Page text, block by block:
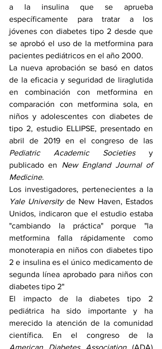
a la insulina que se aprueba
específicamente para tratar a los
jóvenes con diabetes tipo 2 desde que
se aprobó el uso de la metformina para
pacientes pediátricos en el año 2000.
La nueva aprobación se basó en datos
de la eficacia y seguridad de liraglutida
en combinación con metformina en
comparación con metformina sola, en
niños y adolescentes con diabetes de
tipo 2, estudio ELLIPSE, presentado en
abril de 2019 en el congreso de las
Pediatric Academic Societies y
publicado en New England Journal of
Medicine.
Yale University de New Haven, Estados
Unidos, indicaron que el estudio estaba
"cambiando la práctica" porque "la
metformina falla rápidamente como
monoterapia en niños con diabetes tipo
2 e insulina es el único medicamento de
segunda línea aprobado para niños con
diabetes tipo 2"
El impacto de la diabetes tipo 2
pediátrica ha sido importante y ha
merecido la atención de la comunidad
American Diabetes Association (ADA)